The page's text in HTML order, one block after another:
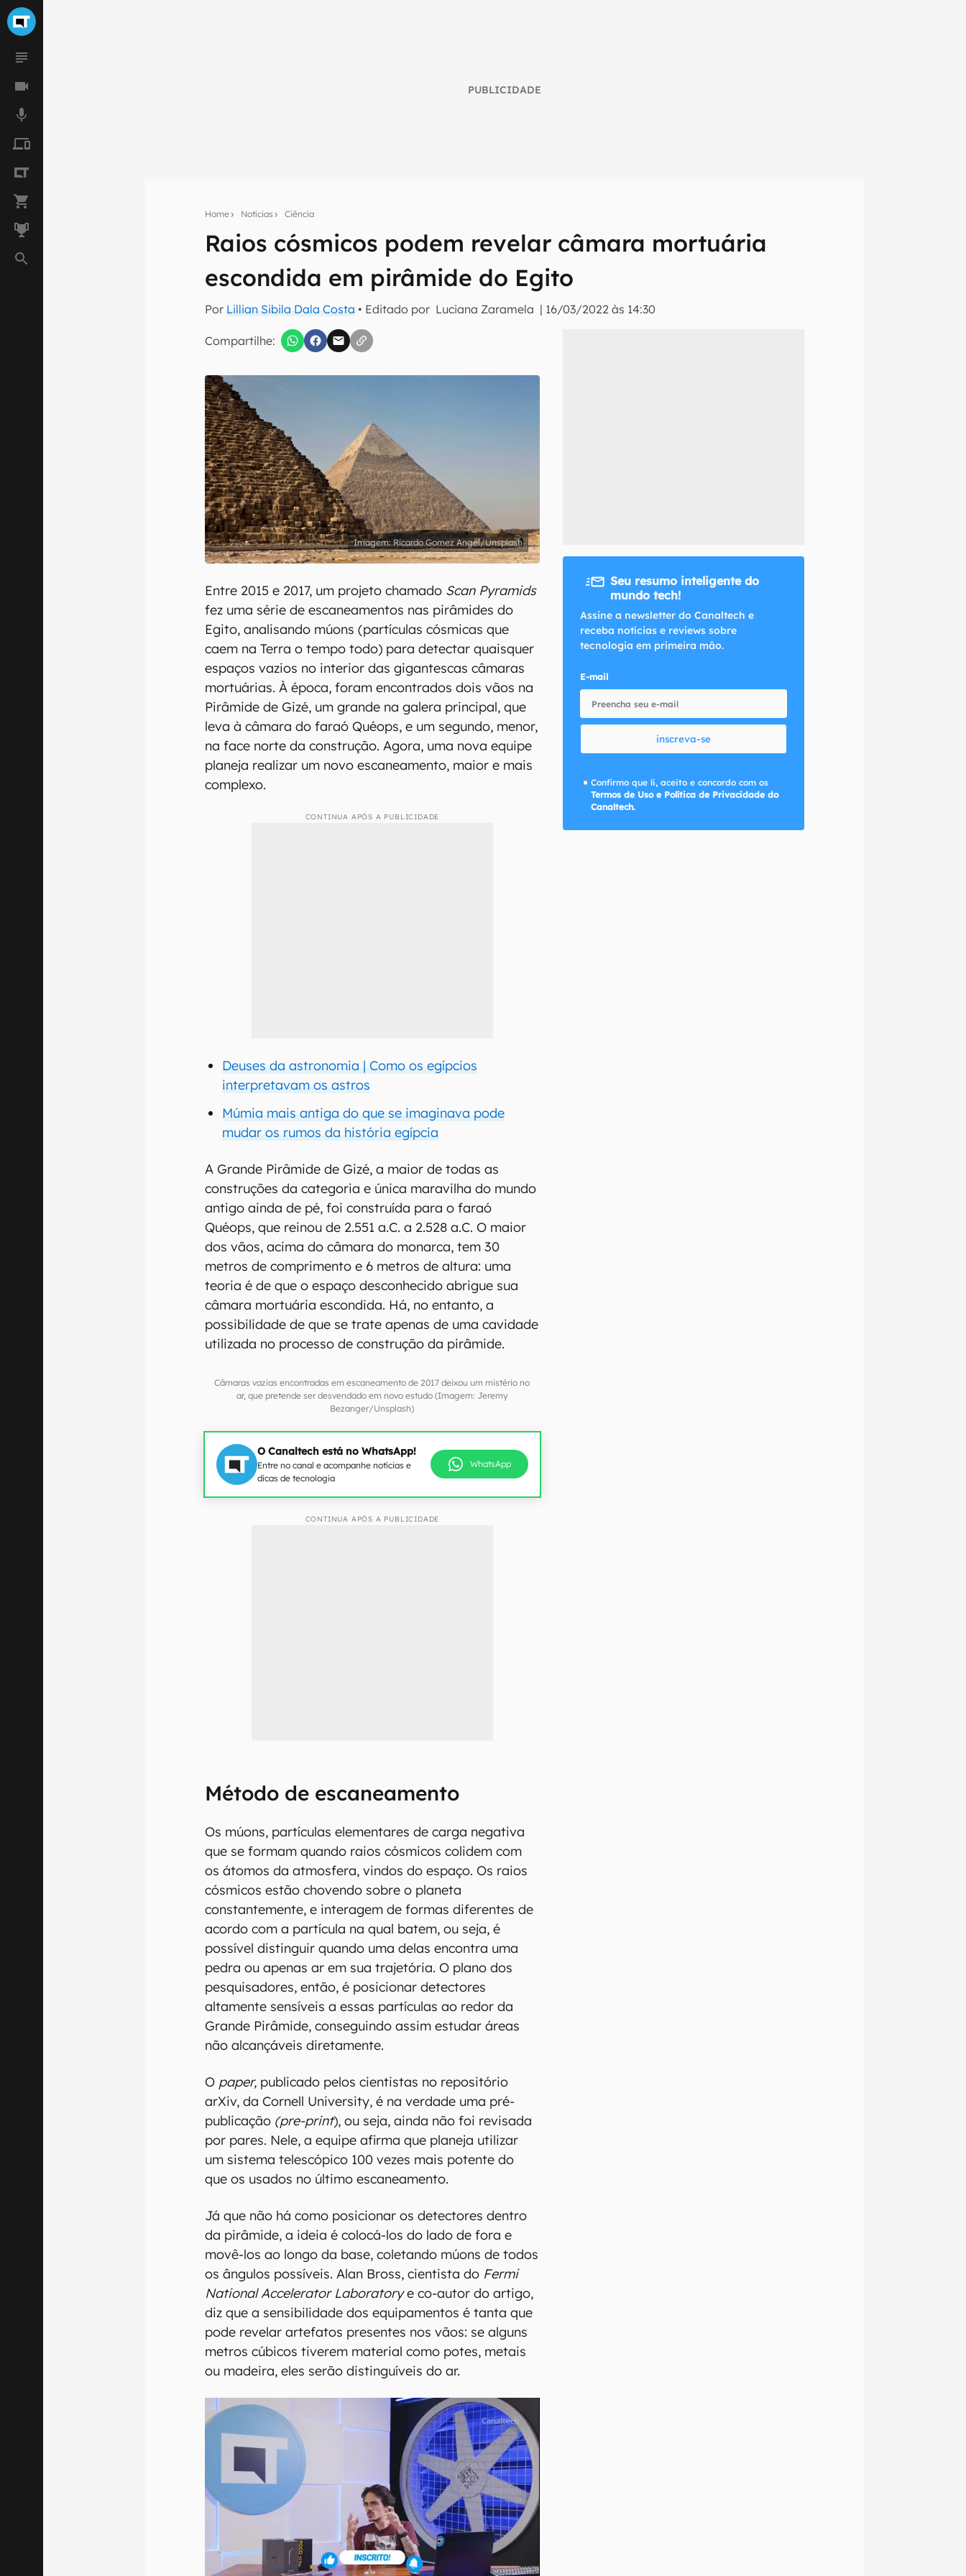
PUBLICIDADE
Home Notícias Ciência
Raios cósmicos podem revelar câmara mortuária
escondida em pirâmide do Egito
Por Lillian Sibila Dala Costa • Editado por Luciana Zaramela | 16/03/2022 às 14:30
Compartilhe:
Seu resumo inteligente do mundo tech!
Assine a newsletter do Canaltech e receba notícias e reviews sobre tecnologia em primeira
Confirmo que li, aceito e concordo com os
Ricardo Gomez Angel/Unsplash
Entre 2015 e 2017, um projeto chamado Scan Pyramids
fez uma série de escaneamentos nas pirâmides do
Egito, analisando múons (partículas cósmicas que
caem na Terra o tempo todo) para detectar quaisquer
espaços vazios no interior das gigantescas câmaras
mortuárias. À época, foram encontrados dois vãos na
Pirâmide de Gizé, um grande na galera principal, que
leva à câmara do faraó Quéops, e um segundo, menor,
na face norte da construção. Agora, uma nova equipe
planeja realizar um novo escaneamento, maior e mais
complexo.
CONTINUA APÓS A PUBLICIDADE
Deuses da astronomia | Como os egípcios
interpretavam os astros
Múmia mais antiga do que se imaginava pode
mudar os rumos da história egípcia
A Grande Pirâmide de Gizé, a maior de todas as
construções da categoria e única maravilha do mundo
antigo ainda de pé, foi construída para o faraó
Quéops, que reinou de 2.551 a.C. a 2.528 a.C. O maior
dos vãos, acima do câmara do monarca, tem 30
metros de comprimento e 6 metros de altura: uma
teoria é de que o espaço desconhecido abrigue sua
câmara mortuária escondida. Há, no entanto, a
possibilidade de que se trate apenas de uma cavidade
utilizada no processo de construção da pirâmide.
Câmaras vazias encontradas em escaneamento de 2017 deixou um mistério no
ar, que pretende ser desvendado em novo estudo (Imagem: Jeremy
Bezanger/Unsplash)
O Canaltech está no WhatsApp!
Entre no canal e acompanhe notícias e
dicas de tecnologia
WhatsApp
CONTINUA APÓS A PUBLICIDADE
Método de escaneamento
Os múons, partículas elementares de carga negativa
que se formam quando raios cósmicos colidem com
os átomos da atmosfera, vindos do espaço. Os raios
cósmicos estão chovendo sobre o planeta
constantemente, e interagem de formas diferentes de
acordo com a partícula na qual batem, ou seja, é
possível distinguir quando uma delas encontra uma
pedra ou apenas ar em sua trajetória. O plano dos
pesquisadores, então, é posicionar detectores
altamente sensíveis a essas partículas ao redor da
Grande Pirâmide, conseguindo assim estudar áreas
não alcançáveis diretamente.
O paper, publicado pelos cientistas no repositório
arXiv, da Cornell University, é na verdade uma pré-
publicação (pre-print), ou seja, ainda não foi revisada
por pares. Nele, a equipe afirma que planeja utilizar
um sistema telescópico 100 vezes mais potente do
que os usados no último escaneamento.
Já que não há como posicionar os detectores dentro
da pirâmide, a ideia é colocá-los do lado de fora e
movê-los ao longo da base, coletando múons de todos
os ângulos possíveis. Alan Bross, cientista do Fermi
National Accelerator Laboratorye co-autor do artigo,
diz que a sensibilidade dos equipamentos é tanta que
pode revelar artefatos presentes nos vãos: se alguns
metros cúbicos tiverem material como potes, metais
ou madeira, eles serão distinguíveis do ar.
Seu resumo inteligente do
mundo tech!
Assine a newsletter do Canaltech e
receba notícias e reviews sobre
tecnologia em primeira mão.
E-mail
inscreva-se
Confirmo que li, aceito e concordo com os
Termos de Uso e Política de Privacidade do
Canaltech.